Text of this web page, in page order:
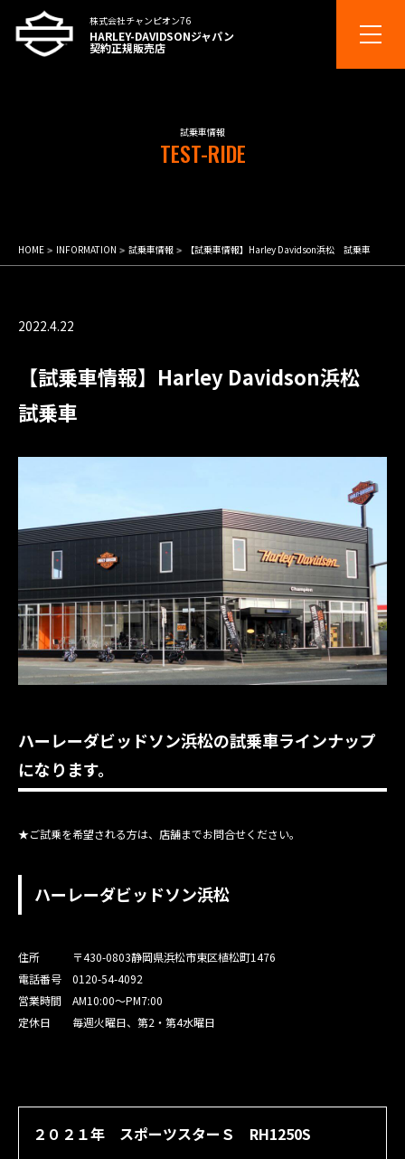
株式会社チャンピオン76
HARLEY-DAVIDSONジャパン
契約正規販売店
試乗車情報
TEST-RIDE
HOME INFORMATION 試乗車情報 【試乗車情報】Harley Davidson浜松 試乗車
2022.4.22
【試乗車情報】Harley Davidson浜松
試乗車
ハーレーダビッドソン浜松の試乗車ラインナップ
になります。
★ご試乗を希望される方は、店舗までお問合せください。
ハーレーダビッドソン浜松
住所 〒430-0803静岡県浜松市東区植松町1476
電話番号 0120-54-4092
営業時間 AM10:00〜PM7:00
定休日 毎週火曜日、第2・第4水曜日
２０２１年 スポーツスターＳ RH1250S